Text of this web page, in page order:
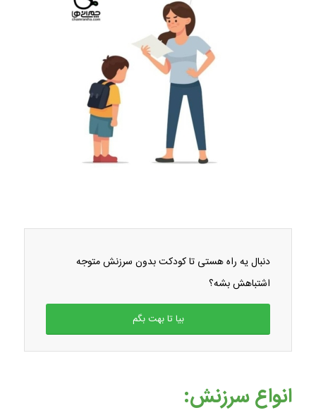
دنبال یه راه هستی تا کودکت بدون سرزنش متوجه
اشتباهش بشه؟
بیا تا بهت بگم
انواع سرزنش: